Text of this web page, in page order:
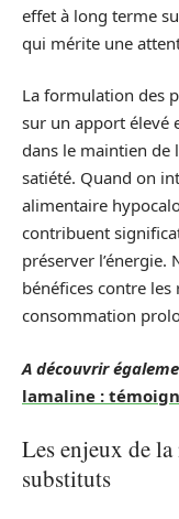
effet à long terme
qui mérite une
La formulation des
sur un apport élevé
dans le maintien de
satiété. Quand on
alimentaire
contribuent
préserver l’énergie.
bénéfices contre les
consommation
A découvrir
lamaline :
Les enjeux de
substituts